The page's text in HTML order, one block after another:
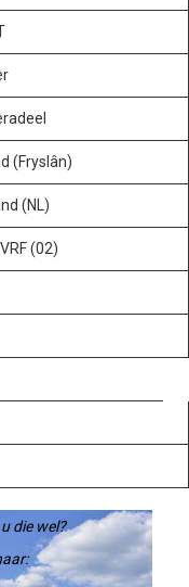
(Fryslân)
(NL)
(02)
die wel?